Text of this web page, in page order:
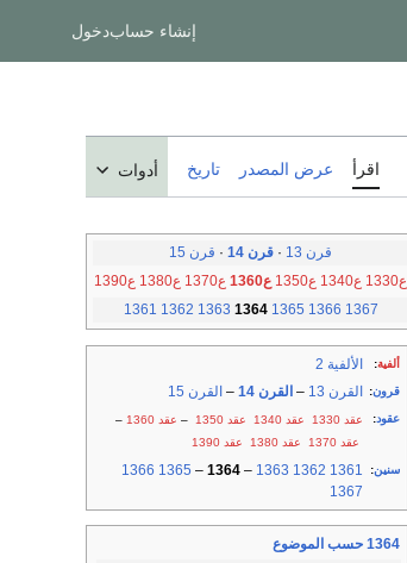
إنشاء حسابدخول
اقرأ عرض المصدر تاريخ أدوات
قرن 13 · قرن 14 · قرن 15
ع1330 ع1340 ع1350 ع1360 ع1370 ع1380 ع1390
1361 1362 1363 1364 1365 1366 1367
ألفية: الألفية 2
قرون: القرن 13 – القرن 14 – القرن 15
عقود: عقد 1330 عقد 1340 عقد 1350 – عقد 1360
–
عقد 1370
عقد 1380 عقد 1390
سنين:
1361
1362
1363
–
1364
–
1365
1366
1367
1364 حسب الموضوع